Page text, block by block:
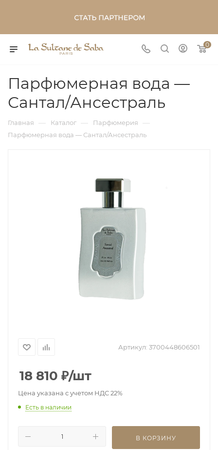
0
Парфюмерная вода —
Сантал/Ансестраль
Главная — Каталог — Парфюмерия —
Парфюмерная вода — Сантал/Ансестраль
Артикул: 3700448606501
18 810 ₽/шт
Цена указана с учетом НДС 22%
Есть в наличии
В КОРЗИНУ